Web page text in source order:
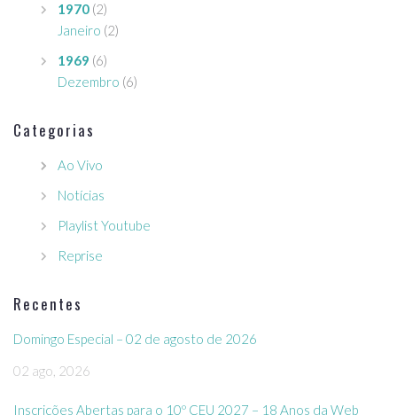
1970 (2)
Janeiro (2)
1969 (6)
Dezembro (6)
Categorias
Ao Vivo
Notícias
Playlist Youtube
Reprise
Recentes
Domingo Especial – 02 de agosto de 2026
02 ago, 2026
Inscrições Abertas para o 10º CEU 2027 – 18 Anos da Web